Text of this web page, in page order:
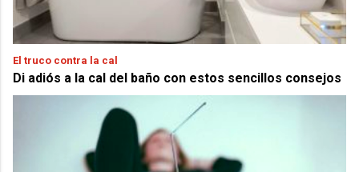
El truco contra la cal
Di adiós a la cal del baño con estos sencillos consejos